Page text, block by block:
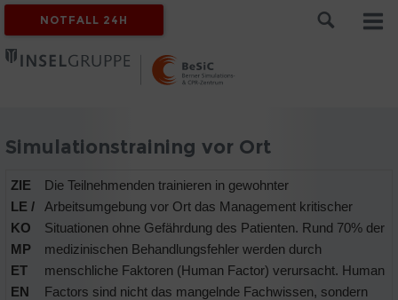
NOTFALL 24H
Simulationstraining vor Ort
ZIE
LE /
KO
MP
ET
EN
Die Teilnehmenden trainieren in gewohnter
Arbeitsumgebung vor Ort das Management kritischer
Situationen ohne Gefährdung des Patienten. Rund 70% der
medizinischen Behandlungsfehler werden durch
menschliche Faktoren (Human Factor) verursacht. Human
Factors sind nicht das mangelnde Fachwissen, sondern